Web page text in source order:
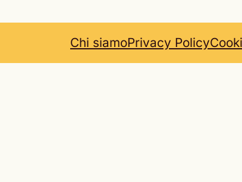
Chi siamoPrivacy Policy